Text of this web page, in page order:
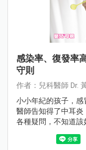
感染率、復發率
守則
作者：兒科醫師 Dr.
小小年紀的孩子，
醫師告知得了中耳
各種疑問，不知道該
一起來了解中耳炎